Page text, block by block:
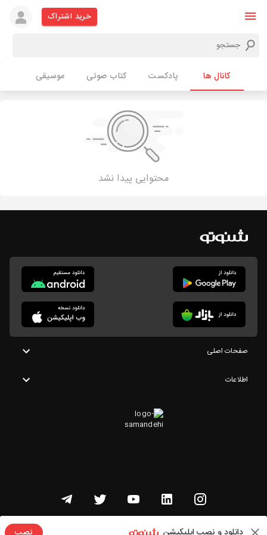
خرید اشتراک
کانال ها پادکست کتاب صوتی موسیقی
محتوایی پیدا نشد
صفحات اصلی
اطلاعات
تمامی حقوق این وبسایت متعلق به شنوتو است